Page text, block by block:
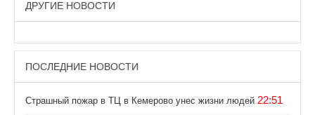
ДРУГИЕ НОВОСТИ
ПОСЛЕДНИЕ НОВОСТИ
Страшный пожар в ТЦ в Кемерово унес жизни людей 22:51